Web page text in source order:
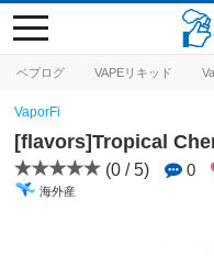
ベプログ VAPEリキッド
toggle
navigation
VaporFi
[flavors]Tropical
(0 / 5) 0
海外産